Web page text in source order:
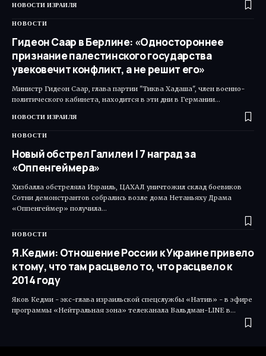
НОВОСТИ ИЗРАИЛЯ
НОВОСТИ
Гидеон Саар в Берлине: «Одностороннее
признание палестинского государства
увековечит конфликт, а не решит его»
Министр Гидеон Саар, глава партии "Тиква Хадаша", член военно-
политического кабинета, находится в эти дни в Германии…
НОВОСТИ ИЗРАИЛЯ
НОВОСТИ
Новый обстрел Галилеи | 7 наград за
«Оппенгеймера»
Хизбалла обстреляла Израиль, ЦАХАЛ уничтожил склад боевиков
Сотни демонстрантов собрались возле дома Нетаньяху Драма
«Оппенгеймер» получила…
НОВОСТИ
Я.Кедми: Отношение России к Украине привело
к тому, что там расцвело то, что расцвело к
2014 году
Яков Кедми - экс-глава израильской спецслужбы «Натив» - в эфире
программы «Нейтральная зона» телеканала Вальдман-LINE в…